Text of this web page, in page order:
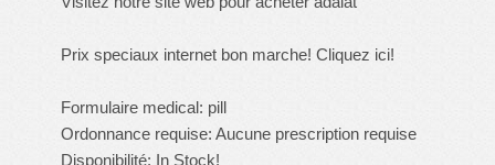
Prix speciaux internet bon marche! Cliquez ici!
Formulaire medical: pill
Ordonnance requise: Aucune prescription requise
Disponibilité: In Stock!